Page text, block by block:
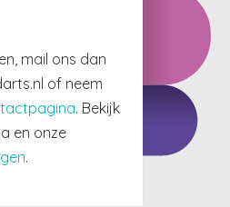
mail ons dan
of neem
. Bekijk
en onze
.